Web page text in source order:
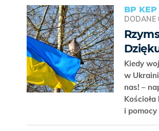
BP KEP
DODANE
Kiedy
w
nas! –
i